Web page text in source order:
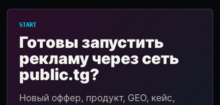
START
Готовы запустить
рекламу через сеть
public.tg?
Новый оффер, продукт, GEO, кейс,